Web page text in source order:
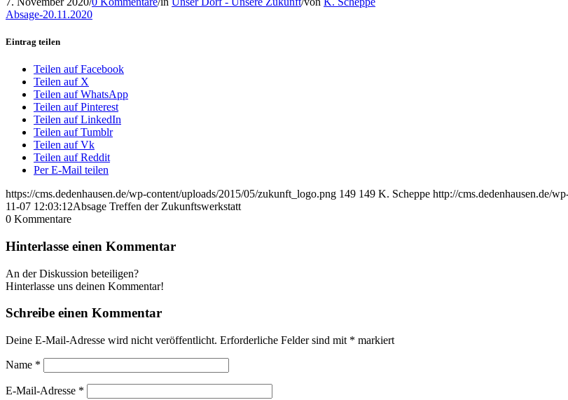
Absage-20.11.2020
Eintrag teilen
Teilen auf Facebook
Teilen auf X
Teilen auf WhatsApp
Teilen auf Pinterest
Teilen auf LinkedIn
Teilen auf Tumblr
Teilen auf Vk
Teilen auf Reddit
Per E-Mail teilen
https://cms.dedenhausen.de/wp-content/uploads/2015/05/zukunft_logo.png 149 149 K. Scheppe http://cms.dedenhausen.de/
11-07 12:03:12Absage Treffen der Zukunftswerkstatt
0 Kommentare
Hinterlasse einen Kommentar
An der Diskussion beteiligen?
Hinterlasse uns deinen Kommentar!
Schreibe einen Kommentar
Deine E-Mail-Adresse wird nicht veröffentlicht. Erforderliche Felder sind mit * markiert
Name *
E-Mail-Adresse *